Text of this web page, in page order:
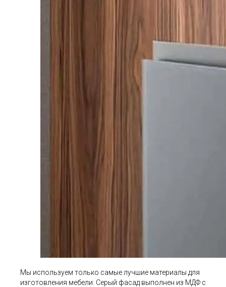
Мы используем только самые лучшие материалы для
изготовления мебели. Серый фасад выполнен из МДФ с